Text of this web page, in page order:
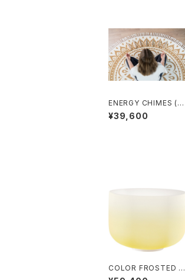
ENERGY CHIMES (エ
ナジーチャイム) CHAK
RA 7個セット
¥39,600
COLOR FROSTED C
RYSTAL SINGING B